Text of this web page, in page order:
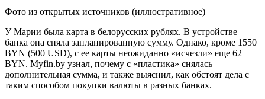
Фото из открытых источников (иллюстративное)
У Марии была карта в белорусских рублях. В устройстве
банка она сняла запланированную сумму. Однако, кроме 1550
BYN (500 USD), с ее карты неожиданно «исчезли» еще 62
BYN. Myfin.by узнал, почему с «пластика» снялась
дополнительная сумма, и также выяснил, как обстоят дела с
таким способом покупки валюты в разных банках.